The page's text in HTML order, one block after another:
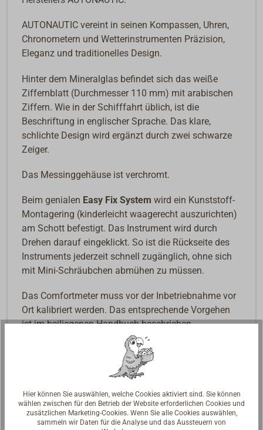
AUTONAUTIC vereint in seinen Kompassen, Uhren,
Chronometern und Wetterinstrumenten Präzision,
Eleganz und traditionelles Design.
Hinter dem Mineralglas befindet sich das weiße
Ziffernblatt (Durchmesser 110 mm) mit arabischen
Ziffern. Wie in der Schifffahrt üblich, ist die
Beschriftung in englischer Sprache. Das klare,
schlichte Design wird ergänzt durch zwei schwarze
Zeiger.
Das Messinggehäuse ist verchromt.
Beim genialen Easy Fix Systemwird ein Kunststoff-
Montagering (kinderleicht waagerecht auszurichten)
am Schott befestigt. Das Instrument wird durch
Drehen darauf eingeklickt. So ist die Rückseite des
Instruments jederzeit schnell zugänglich, ohne sich
mit Mini-Schräubchen abmühen zu müssen.
Das Comfortmeter muss vor der Inbetriebnahme vor
Ort kalibriert werden. Das entsprechende Vorgehen
ist im beiliegenen Handbuch beschrieben.
Hier können Sie auswählen, welche Cookies aktiviert sind. Sie können
wählen zwischen für den Betrieb der Website erforderlichen Cookies und
zusätzlichen Marketing-Cookies. Wenn Sie alle Cookies auswählen,
sammeln wir Daten für die Analyse und das Aussteuern von